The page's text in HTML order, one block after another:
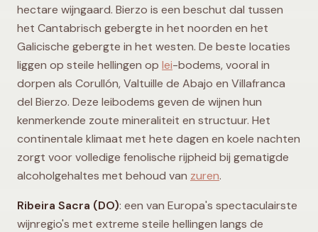
hectare wijngaard. Bierzo is een beschut dal tussen
het Cantabrisch gebergte in het noorden en het
Galicische gebergte in het westen. De beste locaties
liggen op steile hellingen op lei-bodems, vooral in
dorpen als Corullón, Valtuille de Abajo en Villafranca
del Bierzo. Deze leibodems geven de wijnen hun
kenmerkende zoute mineraliteit en structuur. Het
continentale klimaat met hete dagen en koele nachten
zorgt voor volledige fenolische rijpheid bij gematigde
alcoholgehaltes met behoud van zuren.
Ribeira Sacra (DO): een van Europa's spectaculairste
wijnregio's met extreme steile hellingen langs de